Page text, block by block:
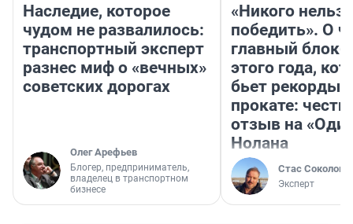
Наследие, которое
чудом не развалилось:
транспортный эксперт
разнес миф о «вечных»
советских дорогах
Олег Арефьев
Блогер, предприниматель,
владелец в транспортном
бизнесе
«Никого нельзя
победить». О
главный
этого года,
бьет рекорды в
прокате:
отзыв на
Нолана
Стас Соколов
Эксперт